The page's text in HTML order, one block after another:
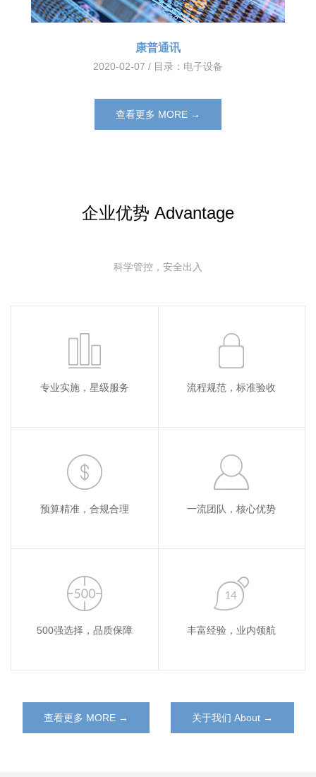
康普通讯
2020-02-07 / 目录： 电子设备
查看更多 MORE →
企业优势 Advantage
科学管控，安全出入
专业实施，星级服务 流程规范，标准验收
预算精准，合规合理 一流团队，核心优势
500强选择，品质保障 丰富经验，业内领航
查看更多 MORE → 关于我们 About →